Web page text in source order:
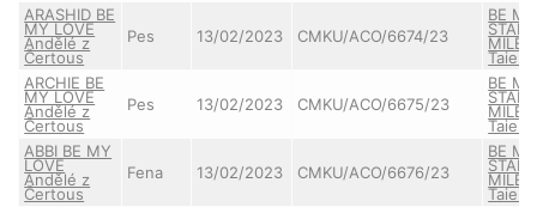
ARASHID BE
MY LOVE
Andělé z
Čertous
Pes 13/02/2023 CMKU/ACO/6674/23
BE MY
STAR
MILEY
Taien
ARCHIE BE
MY LOVE
Andělé z
Čertous
Pes 13/02/2023 CMKU/ACO/6675/23
BE MY
STAR
MILEY
Taien
ABBI BE MY
LOVE
Andělé z
Čertous
Fena 13/02/2023 CMKU/ACO/6676/23
BE MY
STAR
MILEY
Taien